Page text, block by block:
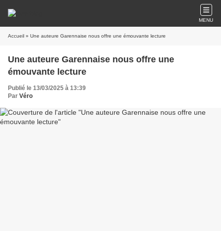
MENU
Accueil » Une auteure Garennaise nous offre une émouvante lecture
Une auteure Garennaise nous offre une
émouvante lecture
Publié le 13/03/2025 à 13:39
Par Véro